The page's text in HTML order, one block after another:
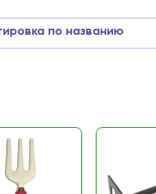
по названию